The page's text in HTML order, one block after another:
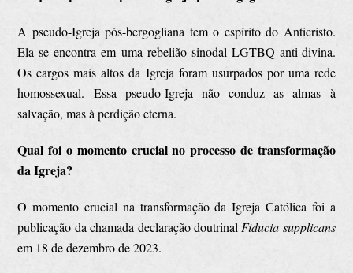
A pseudo-Igreja pós-bergogliana tem o espírito do Anticristo.
Ela se encontra em uma rebelião sinodal LGTBQ anti-divina.
Os cargos mais altos da Igreja foram usurpados por uma rede
homossexual. Essa pseudo-Igreja não conduz as almas à
salvação, mas à perdição eterna.
Qual foi o momento crucial no processo de transformação
da Igreja?
O momento crucial na transformação da Igreja Católica foi a
publicação da chamada declaração doutrinal Fiducia supplicans
em 18 de dezembro de 2023.